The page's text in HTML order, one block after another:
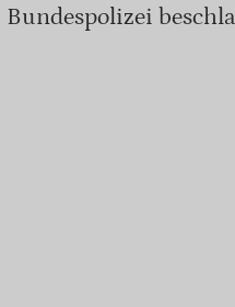
Bundespolizei